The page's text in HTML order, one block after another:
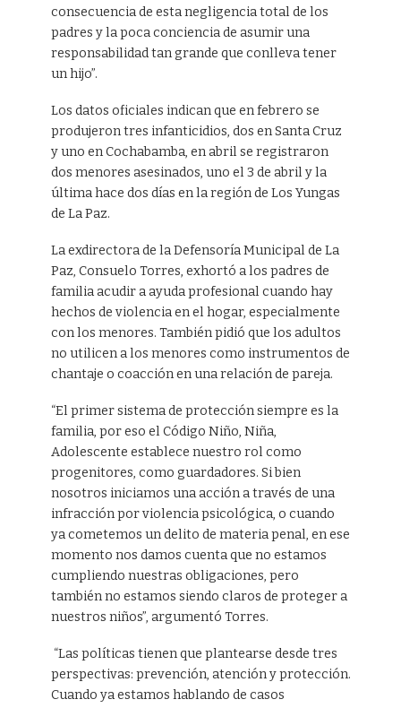
consecuencia de esta negligencia total de los
padres y la poca conciencia de asumir una
responsabilidad tan grande que conlleva tener
un hijo”.
Los datos oficiales indican que en febrero se
produjeron tres infanticidios, dos en Santa Cruz
y uno en Cochabamba, en abril se registraron
dos menores asesinados, uno el 3 de abril y la
última hace dos días en la región de Los Yungas
de La Paz.
La exdirectora de la Defensoría Municipal de La
Paz, Consuelo Torres, exhortó a los padres de
familia acudir a ayuda profesional cuando hay
hechos de violencia en el hogar, especialmente
con los menores. También pidió que los adultos
no utilicen a los menores como instrumentos de
chantaje o coacción en una relación de pareja.
“El primer sistema de protección siempre es la
familia, por eso el Código Niño, Niña,
Adolescente establece nuestro rol como
progenitores, como guardadores. Si bien
nosotros iniciamos una acción a través de una
infracción por violencia psicológica, o cuando
ya cometemos un delito de materia penal, en ese
momento nos damos cuenta que no estamos
cumpliendo nuestras obligaciones, pero
también no estamos siendo claros de proteger a
nuestros niños”, argumentó Torres.
“Las políticas tienen que plantearse desde tres
perspectivas: prevención, atención y protección.
Cuando ya estamos hablando de casos